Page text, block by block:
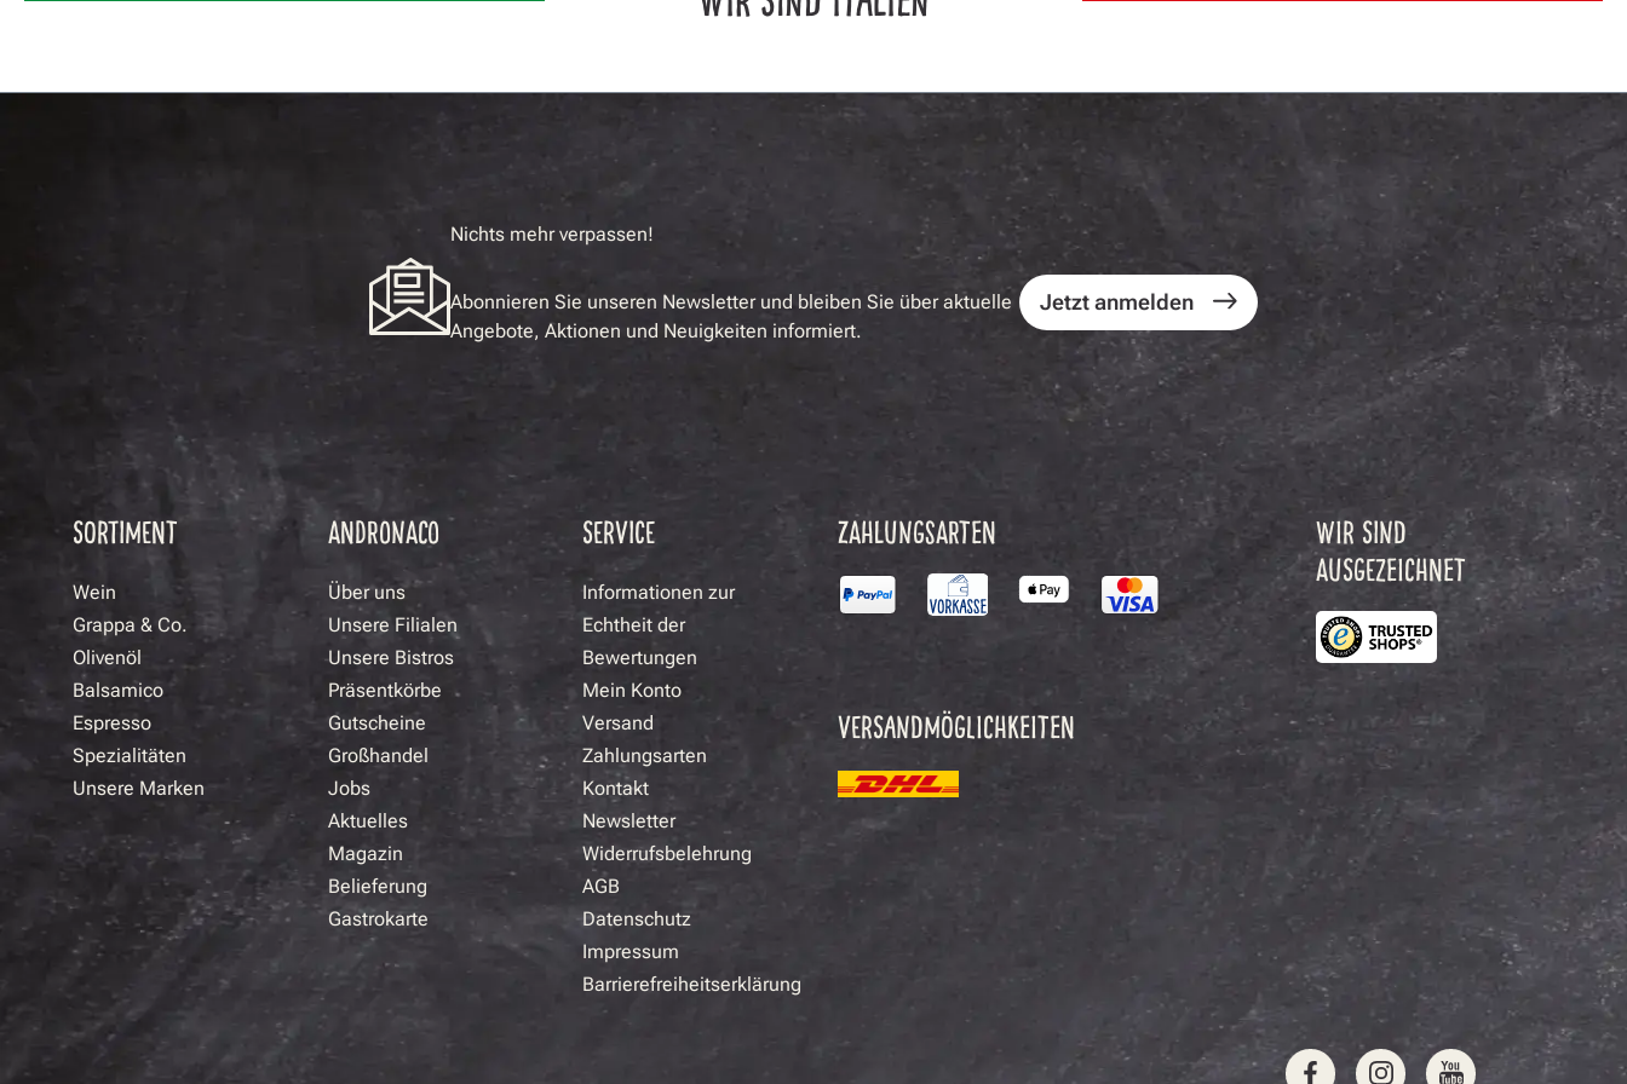
Nichts mehr verpassen!
Abonnieren Sie unseren Newsletter und bleiben Sie über aktuelle
Angebote, Aktionen und Neuigkeiten informiert.
Jetzt anmelden
SORTIMENT
Wein
Grappa & Co.
Olivenöl
Balsamico
Espresso
Spezialitäten
Unsere Marken
ANDRONACO
Über uns
Unsere Filialen
Unsere Bistros
Präsentkörbe
Gutscheine
Großhandel
Jobs
Aktuelles
Magazin
Belieferung
Gastrokarte
SERVICE
Informationen zur
Echtheit der
Bewertungen
Mein Konto
Versand
Zahlungsarten
Kontakt
Newsletter
Widerrufsbelehrung
AGB
Datenschutz
Impressum
Barrierefreiheitserklärung
ZAHLUNGSARTEN
VERSANDMÖGLICHKEITEN
WIR SIND
AUSGEZEICHNET